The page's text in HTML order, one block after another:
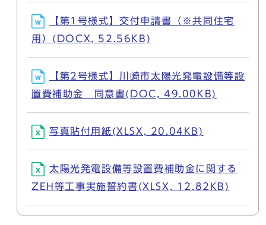
【第1号様式】交付申請書（※共同住宅
用）(DOCX, 52.56KB)
【第2号様式】川崎市太陽光発電設備等設
置費補助金 同意書(DOC, 49.00KB)
写真貼付用紙(XLSX, 20.04KB)
太陽光発電設備等設置費補助金に関する
ZEH等工事実施誓約書(XLSX, 12.82KB)